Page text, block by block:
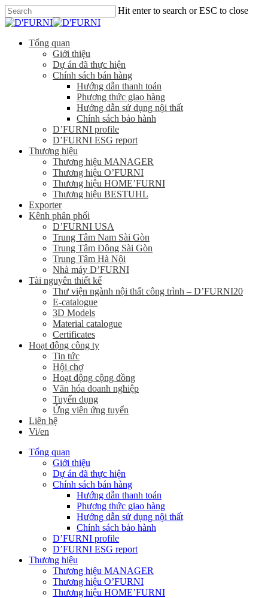
Hit enter to search or ESC to close
Tổng quan
Giới thiệu
Dự án đã thực hiện
Chính sách bán hàng
Hướng dẫn thanh toán
Phương thức giao hàng
Hướng dẫn sử dụng nội thất
Chính sách bảo hành
D’FURNI profile
D’FURNI ESG report
Thương hiệu
Thương hiệu MANAGER
Thương hiệu O’FURNI
Thương hiệu HOME’FURNI
Thương hiệu BESTUHL
Exporter
Kênh phân phối
D’FURNI USA
Trung Tâm Nam Sài Gòn
Trung Tâm Đông Sài Gòn
Trung Tâm Hà Nội
Nhà máy D’FURNI
Tài nguyên thiết kế
Thư viện ngành nội thất công trình – D’FURNI20
E-catalogue
3D Models
Material catalogue
Certificates
Hoạt động công ty
Tin tức
Hội chợ
Hoạt động cộng đồng
Văn hóa doanh nghiệp
Tuyển dụng
Ứng viên ứng tuyển
Liên hệ
Vi/en
Tổng quan
Giới thiệu
Dự án đã thực hiện
Chính sách bán hàng
Hướng dẫn thanh toán
Phương thức giao hàng
Hướng dẫn sử dụng nội thất
Chính sách bảo hành
D’FURNI profile
D’FURNI ESG report
Thương hiệu
Thương hiệu MANAGER
Thương hiệu O’FURNI
Thương hiệu HOME’FURNI